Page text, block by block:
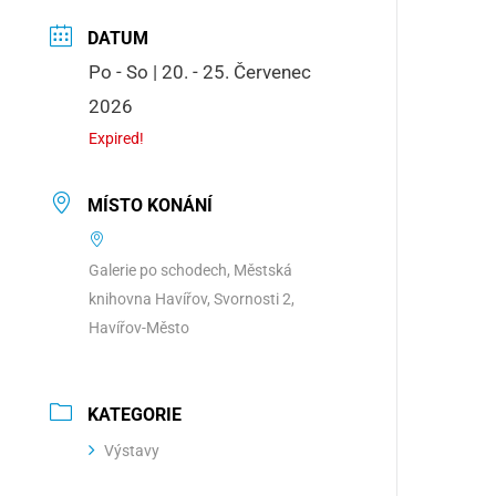
DATUM
Po - So | 20. - 25. Červenec
2026
Expired!
MÍSTO KONÁNÍ
Galerie po schodech, Městská
knihovna Havířov, Svornosti 2,
Havířov-Město
KATEGORIE
Výstavy